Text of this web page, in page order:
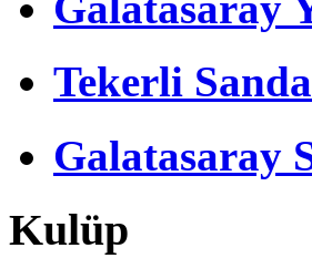
Tekerli
Galatasaray
Kulüp